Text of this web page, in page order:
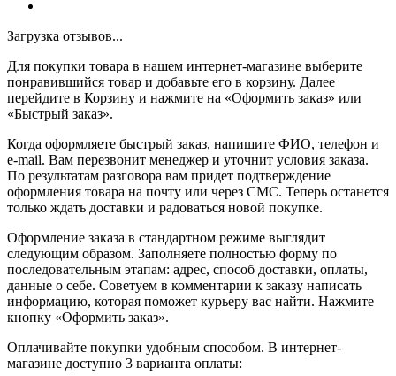
Загрузка отзывов...
Для покупки товара в нашем интернет-магазине выберите
понравившийся товар и добавьте его в корзину. Далее
перейдите в Корзину и нажмите на «Оформить заказ» или
«Быстрый заказ».
Когда оформляете быстрый заказ, напишите ФИО, телефон и
e-mail. Вам перезвонит менеджер и уточнит условия заказа.
По результатам разговора вам придет подтверждение
оформления товара на почту или через СМС. Теперь останется
только ждать доставки и радоваться новой покупке.
Оформление заказа в стандартном режиме выглядит
следующим образом. Заполняете полностью форму по
последовательным этапам: адрес, способ доставки, оплаты,
данные о себе. Советуем в комментарии к заказу написать
информацию, которая поможет курьеру вас найти. Нажмите
кнопку «Оформить заказ».
Оплачивайте покупки удобным способом. В интернет-
магазине доступно 3 варианта оплаты: